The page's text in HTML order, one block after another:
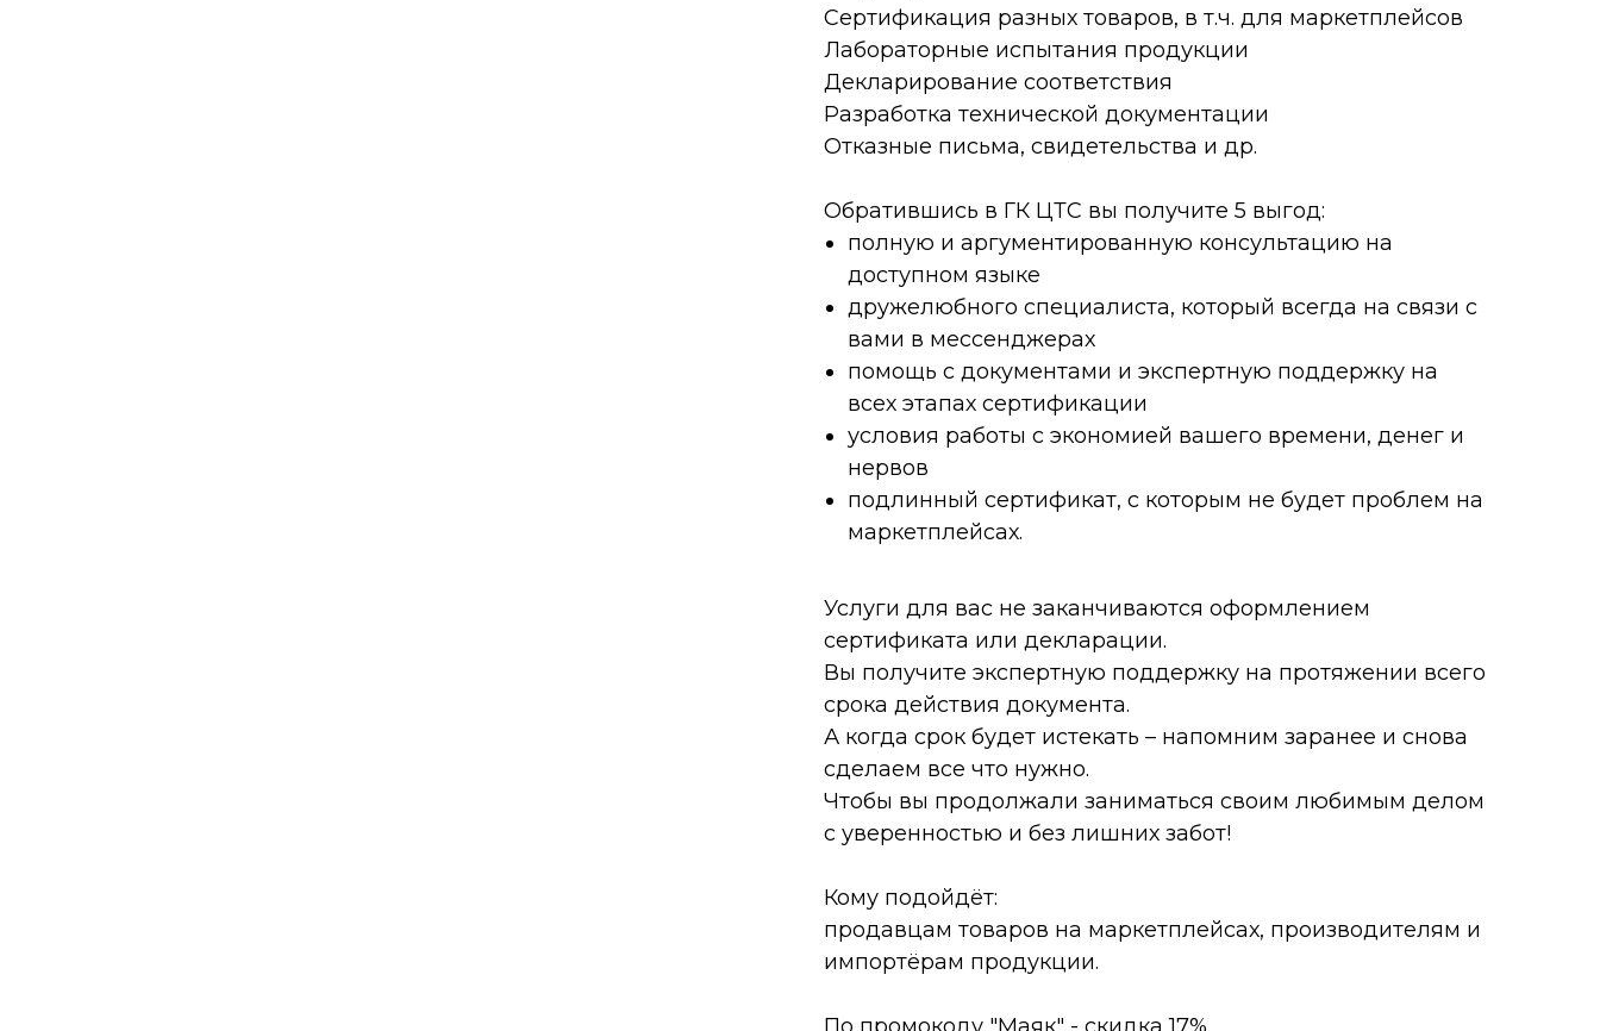
Сертификация разных товаров, в т.ч. для маркетплейсов
Лабораторные испытания продукции
Декларирование соответствия
Разработка технической документации
Отказные письма, свидетельства и др.
Обратившись в ГК ЦТС вы получите 5 выгод:
полную и аргументированную консультацию на
доступном языке
дружелюбного специалиста, который всегда на связи с
вами в мессенджерах
помощь с документами и экспертную поддержку на
всех этапах сертификации
условия работы с экономией вашего времени, денег и
нервов
подлинный сертификат, с которым не будет проблем на
маркетплейсах.
Услуги для вас не заканчиваются оформлением
сертификата или декларации.
Вы получите экспертную поддержку на протяжении всего
срока действия документа.
А когда срок будет истекать – напомним заранее и снова
сделаем все что нужно.
Чтобы вы продолжали заниматься своим любимым делом
с уверенностью и без лишних забот!
Кому подойдёт:
продавцам товаров на маркетплейсах, производителям и
импортёрам продукции.